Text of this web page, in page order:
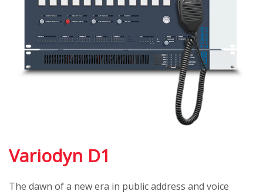
Variodyn D1
The dawn of a new era in public address and voice